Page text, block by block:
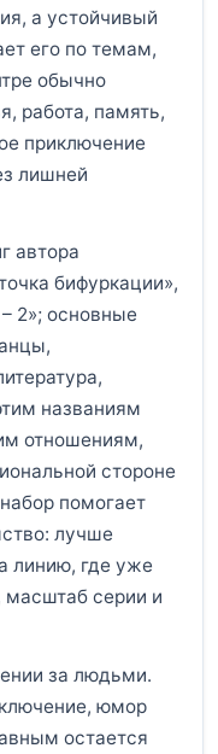
а устойчивый
его по темам,
обычно
работа, память,
приключение
лишней
автора
бифуркации»,
2»; основные
названиям
отношениям,
стороне
помогает
лучше
линию, где уже
масштаб серии и
за людьми.
юмор
остается